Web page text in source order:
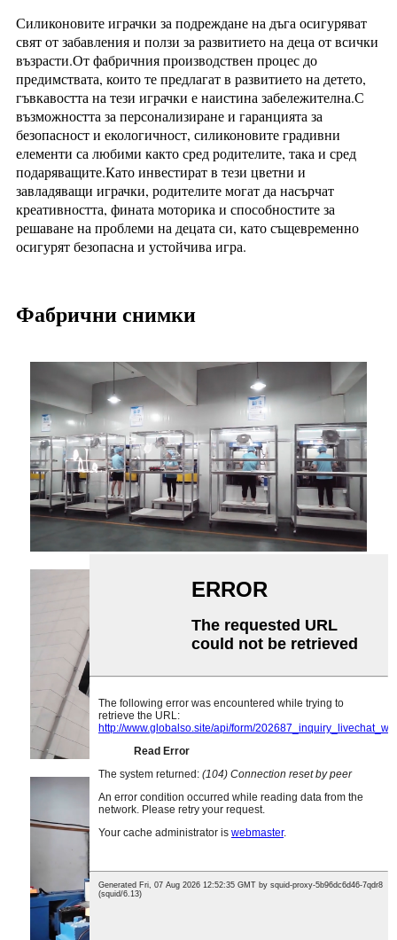
Силиконовите играчки за подреждане на дъга осигуряват
свят от забавления и ползи за развитието на деца от всички
възрасти.От фабричния производствен процес до
предимствата, които те предлагат в развитието на детето,
гъвкавостта на тези играчки е наистина забележителна.С
възможността за персонализиране и гаранцията за
безопасност и екологичност, силиконовите градивни
елементи са любими както сред родителите, така и сред
подаряващите.Като инвестират в тези цветни и
завладяващи играчки, родителите могат да насърчат
креативността, фината моторика и способностите за
решаване на проблеми на децата си, като същевременно
осигурят безопасна и устойчива игра.
Фабрични снимки